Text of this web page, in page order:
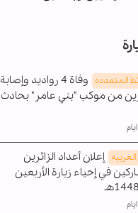
المتعدده
وفاة 4 رواديد وإصابة
من موكب "بني عامر" بحادث
إعلان أعداد الزائرين
في إحياء زيارة الأربعين